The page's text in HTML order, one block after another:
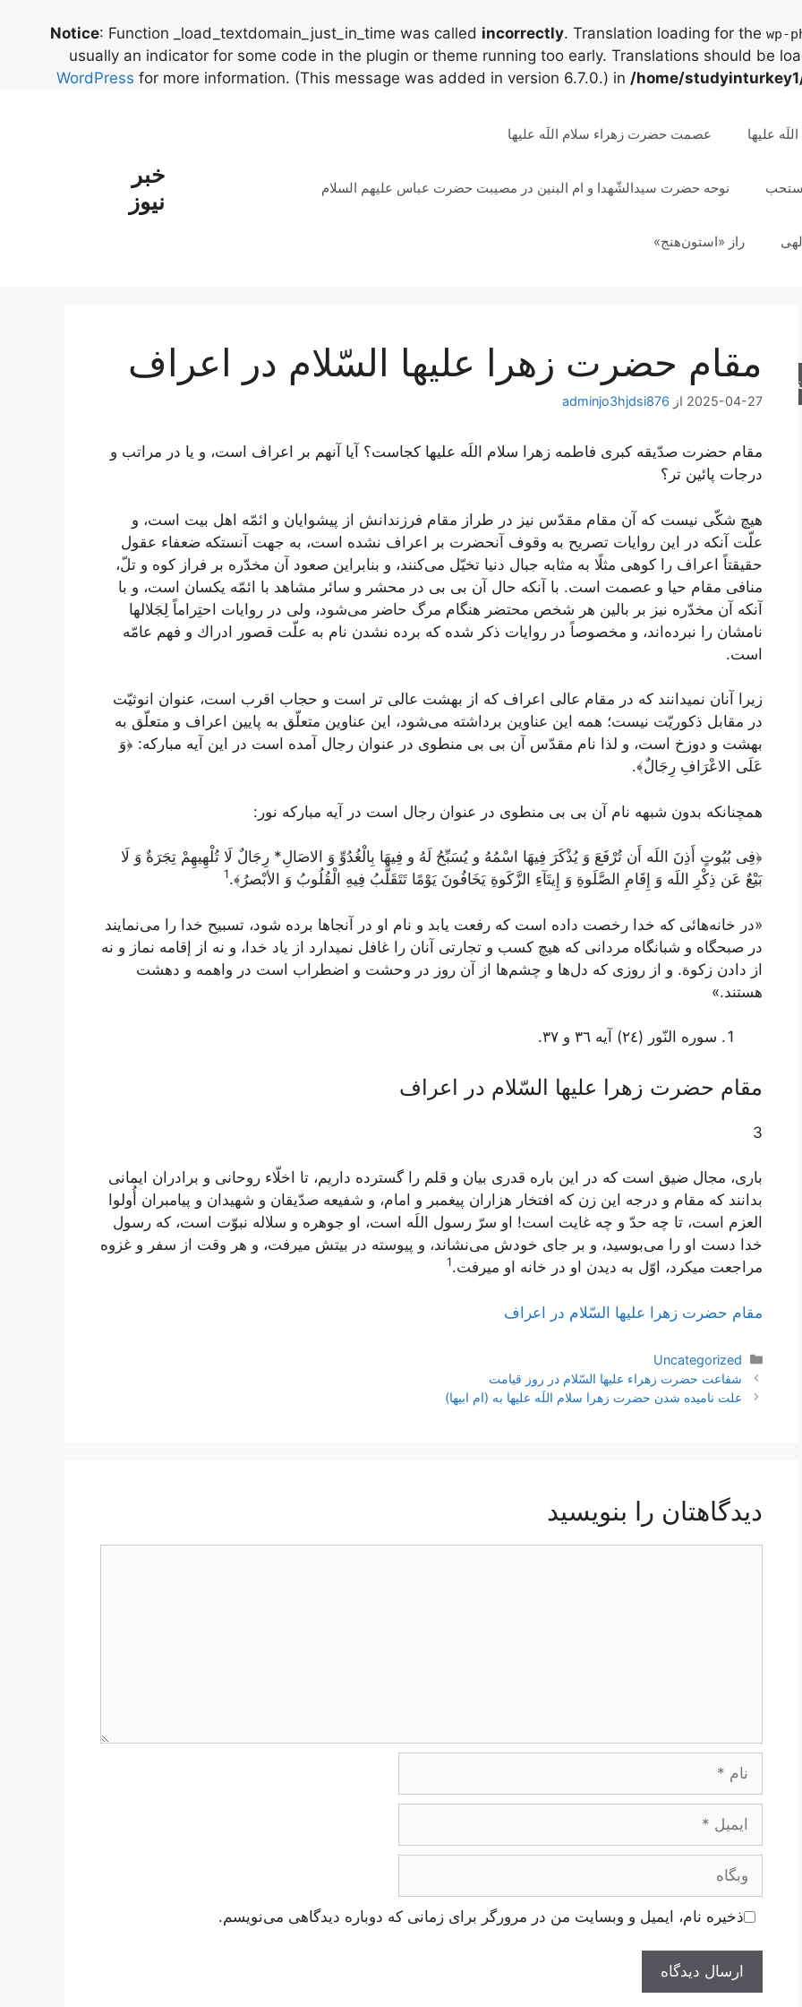
Notice: Function _load_textdomain_just_in_time was called incorrectly. Translation loading for the wp-
usually an indicator for some code in the plugin or theme running too early. Translations should be
WordPress for more information. (This message was added in version 6.7.0.) in /home/
خبر
نیوز
علیها عصمت حضرت زهراء سلام اللَه علیها
نوحه حضرت سیدالشّهدا و ام البنین در مصیبت حضرت عباس علیهم السلام
راز «استون‌هنج»
مقام حضرت زهرا عليها السّلام در اعراف
2025-04-27 از adminjo3hjdsi876
مقام حضرت صدّيقه كبرى فاطمه زهرا سلام اللَه عليها كجاست؟ آيا آنهم بر اعراف است، و يا در مراتب و
درجات پائين تر؟
هيچ شكّى نيست كه آن مقام مقدّس نيز در طراز مقام فرزندانش از پيشوايان و ائمّه اهل بيت است، و
علّت آنكه در اين روايات تصريح به وقوف آنحضرت بر اعراف نشده است، به جهت آنستكه ضعفاء عقول
حقيقتاً اعراف را كوهى مثلًا به مثابه جبال دنيا تخيّل مى‌كنند، و بنابراين صعود آن مخدّره بر فراز كوه و تلّ،
منافى مقام حيا و عصمت است. با آنكه حال آن بى بى در محشر و سائر مشاهد با ائمّه يكسان است، و با
آنكه آن مخدّره نيز بر بالين هر شخص محتضر هنگام مرگ حاضر مى‌شود، ولى در روايات احتِراماً لِجَلالها
نامشان را نبرده‌اند، و مخصوصاً در روايات ذكر شده كه برده نشدن نام به علّت قصور ادراك و فهم عامّه
است.
زيرا آنان نميدانند كه در مقام عالى اعراف كه از بهشت عالى تر است و حجاب اقرب است، عنوان انوثيّت
در مقابل ذكوريّت نيست؛ همه اين عناوين برداشته مى‌شود، اين عناوين متعلّق به پایين اعراف و متعلّق به
بهشت و دوزخ است، و لذا نام مقدّس آن بى بى منطوى در عنوان رجال آمده است در اين آيه مباركه: ﴿وَ
عَلَى الاعْرَافِ رِجَالٌ﴾.
همچنانكه بدون شبهه نام آن بى بى منطوى در عنوان رجال است در آيه مباركه نور:
﴿فِى بُيُوتٍ أَذِنَ اللَه أَن تُرْفَعَ وَ يُذْكَرَ فِيهَا اسْمُهُ و يُسَبِّحُ لَهُ و فِيهَا بِالْغُدُوِّ وَ الاصَالِ* رِجَالٌ لَا تُلْهِيهِمْ تِجَرَةٌ وَ لَا
بَيْعٌ عَن ذِكْرِ اللَه وَ إِقَامِ الصَّلَوةِ وَ إِيتَآءِ الزَّكَوةِ يَخَافُونَ يَوْمًا تَتَقَلَّبُ فِيهِ الْقُلُوبُ وَ الأبْصرُ﴾.
1
«در خانه‌هائى كه خدا رخصت داده است كه رفعت يابد و نام او در آنجاها برده شود، تسبيح خدا را مى‌نمايند
در صبحگاه و شبانگاه‌ مردانى كه هيچ كسب و تجارتى آنان را غافل نميدارد از ياد خدا، و نه از إقامه نماز و نه
از دادن زكوة. و از روزى كه دل‌ها و چشم‌ها از آن روز در وحشت و اضطراب است در واهمه و دهشت
هستند.»
سوره النّور (٢٤) آيه ٣٦ و ٣٧.
مقام حضرت زهرا عليها السّلام در اعراف
3
بارى، مجال ضيق است كه در اين باره قدرى بيان و قلم را گسترده داريم، تا اخلّاء روحانى و برادران ايمانى
بدانند كه مقام و درجه اين زن كه افتخار هزاران پيغمبر و امام، و شفيعه صدّيقان و شهيدان و پيامبران أُولوا
العزم است، تا چه حدّ و چه غايت است! او سرّ رسول اللَه است، او جوهره و سلاله نبوّت است، كه رسول
خدا دست او را مى‌بوسيد، و بر جاى خودش مى‌نشاند، و پيوسته در بيتش ميرفت، و هر وقت از سفر و غزوه
مراجعت ميكرد، اوّل به ديدن او در خانه او ميرفت‌.1
مقام حضرت زهرا عليها السّلام در اعراف
دسته‌ها
Uncategorized
ناوبری
نوشته‌ها
شفاعت حضرت زهراء عليها السّلام در روز قيامت
علت نامیده شدن حضرت زهرا سلام اللَه عليها به (ام ابیها)
دیدگاهتان را بنویسید
وبگاه
ذخیره نام، ایمیل و وبسایت من در مرورگر برای زمانی که دوباره دیدگاهی می‌نویسم.